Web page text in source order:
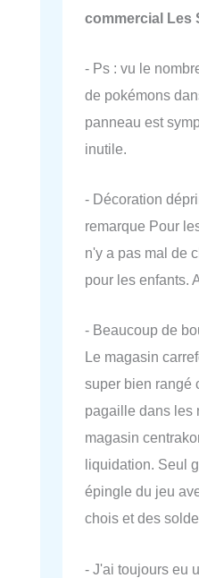
commercial Les
- Ps : vu le
de pokémons
panneau est
inutile.
- Décoration
remarque Pour
n'y a pas mal de
pour les enfants.
- Beaucoup de
Le magasin
super bien rangé
pagaille dans les
magasin
liquidation. Seul
épingle du jeu
chois et des
- J'ai toujours eu